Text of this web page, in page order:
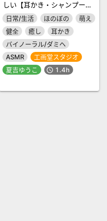
しい【耳かき・シャンプー・
添い寝】
日常/生活 ほのぼの
萌え
健全
癒し
耳かき
バイノーラル/ダミヘ
ASMR
工画堂スタジオ
夏吉ゆうこ
schedule 1.4h